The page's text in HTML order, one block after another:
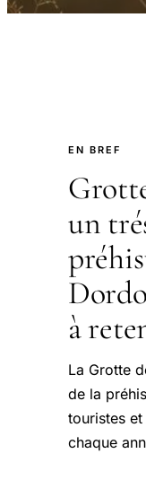
EN BREF
un
à
La Grotte
de la
touristes et
chaque